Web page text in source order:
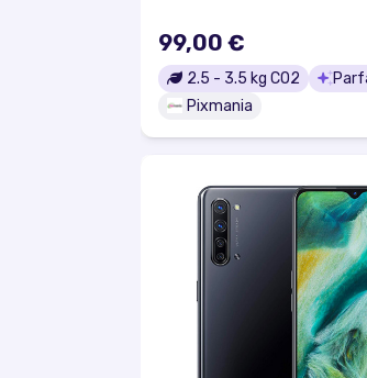
99,00 €
2.5 - 3.5 kg CO2
Pixmania